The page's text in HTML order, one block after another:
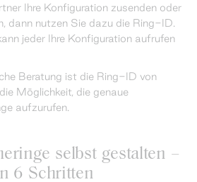
Ihre Konfiguration zusenden oder
dann nutzen Sie dazu die Ring-ID.
jeder Ihre Konfiguration aufrufen
Beratung ist die Ring-ID von
Möglichkeit, die genaue
aufzurufen.
selbst gestalten –
6 Schritten